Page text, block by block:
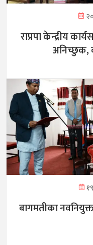
राप्रपा केन्द्रीय
अनिच्छुक,
बागमतीका नवनियुक्त